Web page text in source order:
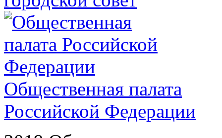
Общественная палата
Российской Федерации